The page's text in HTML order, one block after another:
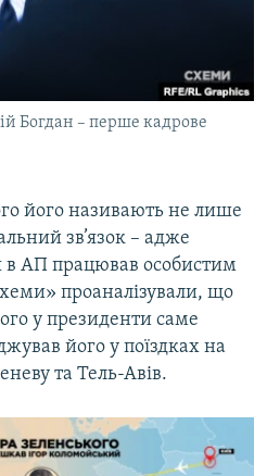
Богдан – перше кадрове
його називають не лише
зв’язок – адже
в АП працював особистим
проаналізували, що
у президенти саме
його у поїздках на
та Тель-Авів.